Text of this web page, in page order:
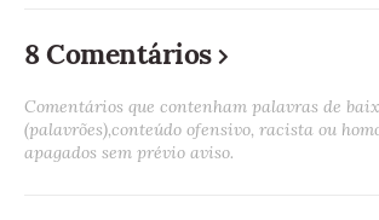
8 Comentários
Comentários que contenham palavras de
(palavrões),conteúdo ofensivo, racista ou
apagados sem prévio aviso.